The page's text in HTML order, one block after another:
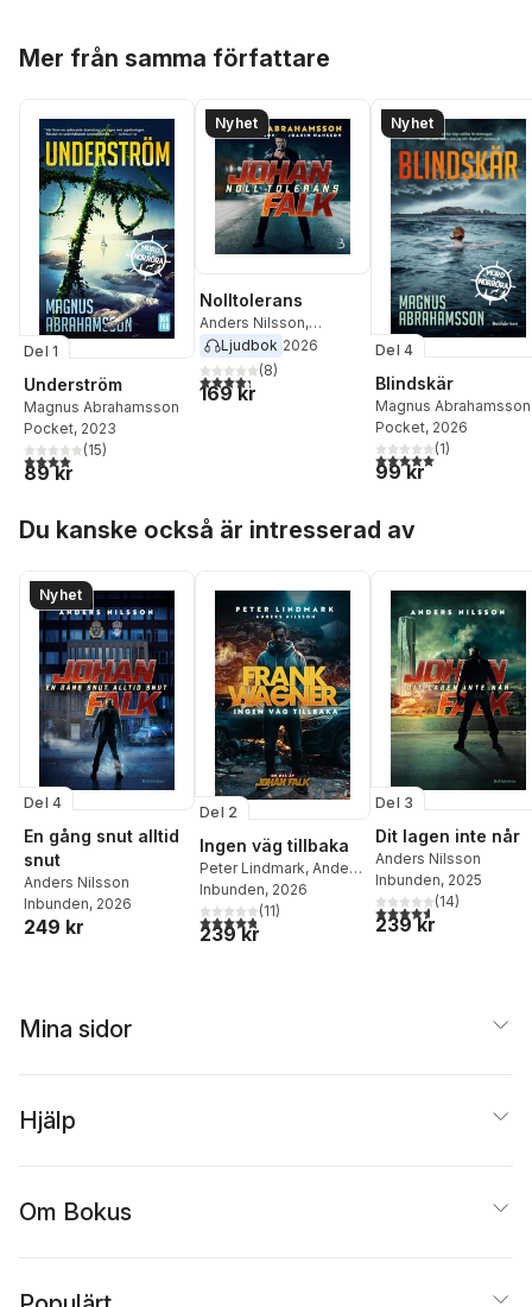
Mer från samma författare
Del 1
Underström
Magnus Abrahamsson
Pocket, 2023
4,0utav 5 stjärnor. Totalt antal röster:
(15)
89 kr
Nyhet
Nolltolerans
Anders Nilsson,
Magnus Abrahamsson
Ljudbok 2026
4,3utav 5 stjärnor. Totalt antal röster:
(8)
169 kr
Nyhet
Del 4
Blindskär
Magnus Abrahamsson
Pocket, 2026
5,0utav 5 stjärnor.
(1)
99 kr
Du kanske också är intresserad av
Nyhet
Del 4
En gång snut alltid
snut
Anders Nilsson
Inbunden, 2026
249 kr
Del 2
Ingen väg tillbaka
Peter Lindmark, Anders
Nilsson
Inbunden, 2026
4,8utav 5 stjärnor. Totalt antal röster:
(11)
239 kr
Del 3
Dit lagen inte når
Anders Nilsson
Inbunden, 2025
4,6utav 5 stjärnor.
(14)
239 kr
Mina sidor
Hjälp
Om Bokus